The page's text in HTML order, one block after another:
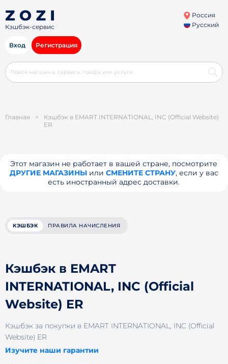
Кэшбэк-сервис
Россия
Русский
Вход Регистрация
Главная >
Кэшбэк в EMART INTERNATIONAL, INC (Official Website)
ER
Этот магазин не работает в вашей стране, посмотрите
ДРУГИЕ МАГАЗИНЫили СМЕНИТЕ СТРАНУ, если у вас
есть иностранный адрес доставки.
КЭШБЭК ПРАВИЛА НАЧИСЛЕНИЯ
Кэшбэк в EMART
INTERNATIONAL, INC (Official
Website) ER
Кэшбэк за покупки в EMART INTERNATIONAL, INC (Official
Website) ER
Изучите наши гарантии